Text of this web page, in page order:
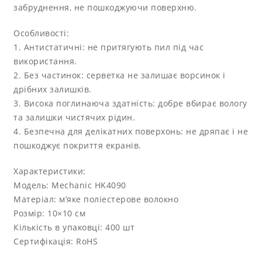
забруднення, не пошкоджуючи поверхню.
Особливості:
1. Антистатичні: не притягують пил під час
використання.
2. Без частинок: серветка не залишає ворсинок і
дрібних залишків.
3. Висока поглинаюча здатність: добре вбирає вологу
та залишки чистячих рідин.
4. Безпечна для делікатних поверхонь: не дряпає і не
пошкоджує покриття екранів.
Характеристики:
Модель: Mechanic HK4090
Матеріал: м’яке поліестерове волокно
Розмір: 10×10 см
Кількість в упаковці: 400 шт
Сертифікація: RoHS